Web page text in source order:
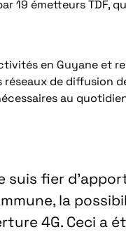
19 émetteurs TDF,
en Guyane et
de diffusion
au
suis fier
la
4G. Ceci a